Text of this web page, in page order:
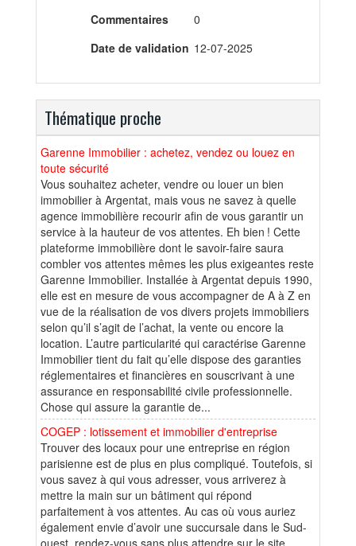
Commentaires
0
Date de validation 12-07-2025
Thématique proche
Garenne Immobilier : achetez, vendez ou louez en
toute sécurité
Vous souhaitez acheter, vendre ou louer un bien
immobilier à Argentat, mais vous ne savez à quelle
agence immobilière recourir afin de vous garantir un
service à la hauteur de vos attentes. Eh bien ! Cette
plateforme immobilière dont le savoir-faire saura
combler vos attentes mêmes les plus exigeantes reste
Garenne Immobilier. Installée à Argentat depuis 1990,
elle est en mesure de vous accompagner de A à Z en
vue de la réalisation de vos divers projets immobiliers
selon qu’il s’agit de l’achat, la vente ou encore la
location. L’autre particularité qui caractérise Garenne
Immobilier tient du fait qu’elle dispose des garanties
réglementaires et financières en souscrivant à une
assurance en responsabilité civile professionnelle.
Chose qui assure la garantie de...
COGEP : lotissement et immobilier d'entreprise
Trouver des locaux pour une entreprise en région
parisienne est de plus en plus compliqué. Toutefois, si
vous savez à qui vous adresser, vous arriverez à
mettre la main sur un bâtiment qui répond
parfaitement à vos attentes. Au cas où vous auriez
également envie d’avoir une succursale dans le Sud-
ouest, rendez-vous sans plus attendre sur le site